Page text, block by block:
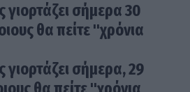
γιορτάζει σήμερα 30
θα πείτε "χρόνια
γιορτάζει σήμερα, 29